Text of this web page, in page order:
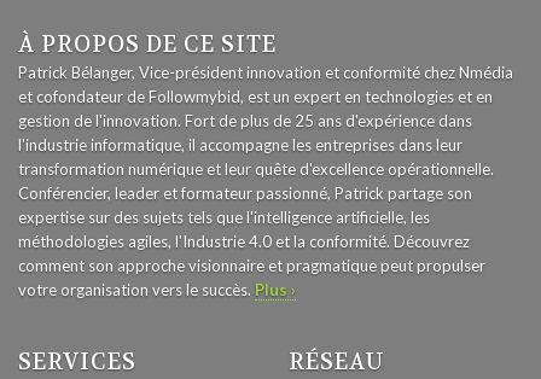
À PROPOS DE CE SITE
Patrick Bélanger, Vice-président innovation et conformité chez Nmédia
et cofondateur de Followmybid, est un expert en technologies et en
gestion de l'innovation. Fort de plus de 25 ans d'expérience dans
l'industrie informatique, il accompagne les entreprises dans leur
transformation numérique et leur quête d'excellence opérationnelle.
Conférencier, leader et formateur passionné, Patrick partage son
expertise sur des sujets tels que l'intelligence artificielle, les
méthodologies agiles, l'Industrie 4.0 et la conformité. Découvrez
comment son approche visionnaire et pragmatique peut propulser
votre organisation vers le succès. Plus ›
SERVICES RÉSEAU